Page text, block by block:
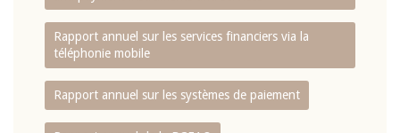
Rapport annuel sur les services financiers via la
téléphonie mobile
Rapport annuel sur les systèmes de paiement